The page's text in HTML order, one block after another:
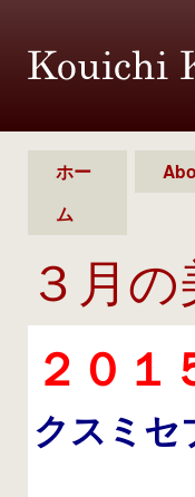
ホー
ム
３月
２０１
クスミセ